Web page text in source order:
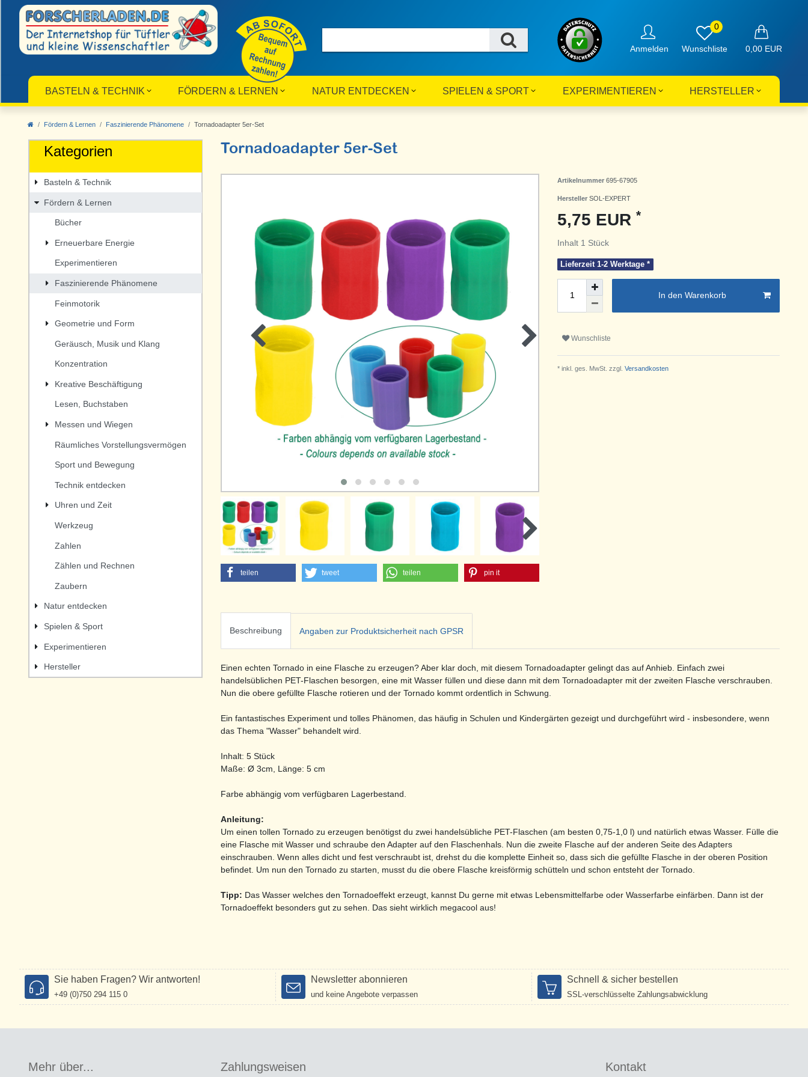
Anmelden
0
0,00 EUR
BASTELN & TECHNIK FÖRDERN & LERNEN NATUR ENTDECKEN SPIELEN & SPORT EXPERIMENTIEREN HERSTELLER
Fördern & Lernen Faszinierende Phänomene Tornadoadapter 5er-Set
Kategorien
Basteln & Technik
Fördern & Lernen
Bücher
Erneuerbare Energie
Experimentieren
Faszinierende Phänomene
Feinmotorik
Geometrie und Form
Geräusch, Musik und Klang
Konzentration
Kreative Beschäftigung
Lesen, Buchstaben
Messen und Wiegen
Räumliches Vorstellungsvermögen
Sport und Bewegung
Technik entdecken
Uhren und Zeit
Werkzeug
Zahlen
Zählen und Rechnen
Zaubern
Natur entdecken
Spielen & Sport
Experimentieren
Hersteller
Tornadoadapter 5er-Set
teilen tweet teilen pin it
Artikelnummer 695-67905
Hersteller SOL-EXPERT
5,75 EUR *
Inhalt 1 Stück
Lieferzeit 1-2 Werktage *
In den Warenkorb
Wunschliste
* inkl. ges. MwSt. zzgl. Versandkosten
Beschreibung Angaben zur Produktsicherheit nach GPSR
Einen echten Tornado in eine Flasche zu erzeugen? Aber klar doch, mit diesem Tornadoadapter gelingt das auf Anhieb. Einfach zwei
handelsüblichen PET-Flaschen besorgen, eine mit Wasser füllen und diese dann mit dem Tornadoadapter mit der zweiten Flasche verschrauben.
Nun die obere gefüllte Flasche rotieren und der Tornado kommt ordentlich in Schwung.
Ein fantastisches Experiment und tolles Phänomen, das häufig in Schulen und Kindergärten gezeigt und durchgeführt wird - insbesondere, wenn
das Thema "Wasser" behandelt wird.
Inhalt: 5 Stück
Maße: Ø 3cm, Länge: 5 cm
Farbe abhängig vom verfügbaren Lagerbestand.
Anleitung:
Um einen tollen Tornado zu erzeugen benötigst du zwei handelsübliche PET-Flaschen (am besten 0,75-1,0 l) und natürlich etwas Wasser. Fülle die
eine Flasche mit Wasser und schraube den Adapter auf den Flaschenhals. Nun die zweite Flasche auf der anderen Seite des Adapters
einschrauben. Wenn alles dicht und fest verschraubt ist, drehst du die komplette Einheit so, dass sich die gefüllte Flasche in der oberen Position
befindet. Um nun den Tornado zu starten, musst du die obere Flasche kreisförmig schütteln und schon entsteht der Tornado.
Tipp: Das Wasser welches den Tornadoeffekt erzeugt, kannst Du gerne mit etwas Lebensmittelfarbe oder Wasserfarbe einfärben. Dann ist der
Tornadoeffekt besonders gut zu sehen. Das sieht wirklich megacool aus!
Sie haben Fragen? Wir antworten!
+49 (0)750 294 115 0
Newsletter abonnieren
und keine Angebote verpassen
Schnell & sicher bestellen
SSL-verschlüsselte Zahlungsabwicklung
Mehr über... Zahlungsweisen Kontakt